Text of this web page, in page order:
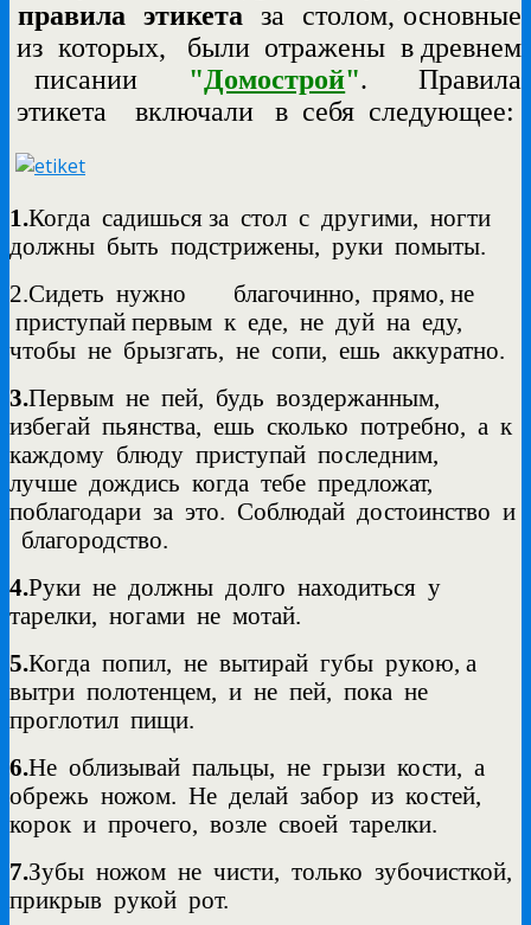
правила этикета за столом, основные
из которых, были отражены в древнем
писании "Домострой".
Правила
этикета
включали в себя следующее:
1.Когда садишься за стол с другими, ногти
должны быть подстрижены, руки помыты.
2.Сидеть нужно благочинно, прямо, не
приступай первым к еде, не дуй на еду,
чтобы не брызгать, не сопи, ешь аккуратно.
3.Первым не пей, будь воздержанным,
избегай пьянства, ешь сколько потребно, а к
каждому блюду приступай последним,
лучше дождись когда тебе предложат,
поблагодари за это. Соблюдай достоинство и
благородство.
4.Руки не должны долго находиться у
тарелки, ногами не мотай.
5.Когда попил, не вытирай губы рукою, а
вытри полотенцем, и не пей, пока не
проглотил пищи.
6.Не облизывай пальцы, не грызи кости, а
обрежь ножом. Не делай забор из костей,
корок и прочего, возле своей тарелки.
7.Зубы ножом не чисти, только зубочисткой,
прикрыв рукой рот.